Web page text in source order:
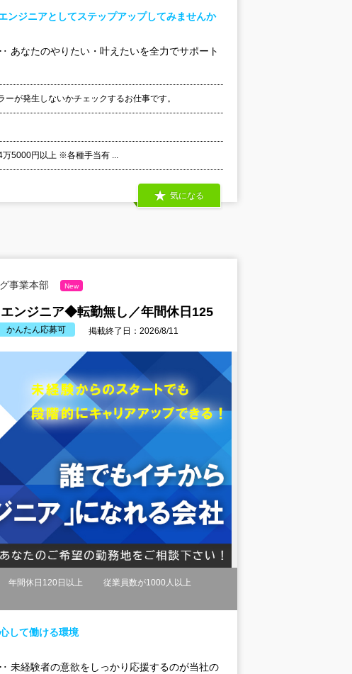
ンジニアとしてステップアップしてみませんか
たい・叶えたいを全力でサポート
が発生しないかチェックするお仕事です。
5000円以上 ※各種手当有 ...
気になる
事業本部 New
ンジニア◆転勤無し／年間休日125
かんたん応募可 掲載終了日：2026/8/11
年間休日120日以上
従業員数が1000人以上
して働ける環境
欲をしっかり応援するのが当社の